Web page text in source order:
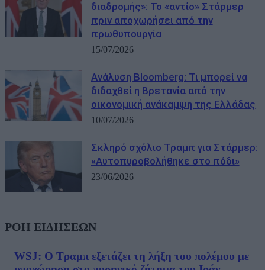
διαδρομής»: Το «αντίο» Στάρμερ
πριν αποχωρήσει από την
πρωθυπουργία
15/07/2026
Ανάλυση Bloomberg: Τι μπορεί να
διδαχθεί η Βρετανία από την
οικονομική ανάκαμψη της Ελλάδας
10/07/2026
Σκληρό σχόλιο Τραμπ για Στάρμερ:
«Αυτοπυροβολήθηκε στο πόδι»
23/06/2026
ΡΟΗ ΕΙΔΗΣΕΩΝ
WSJ: Ο Τραμπ εξετάζει τη λήξη του πολέμου με